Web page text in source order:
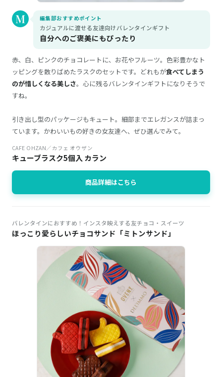
編集部おすすめポイント
カジュアルに渡せる友達向けバレンタインギフト
自分へのご褒美にもぴったり
赤、白、ピンクのチョコレートに、お花やフルーツ。色彩豊かなト
ッピングを散りばめたラスクのセットです。どれもが食べてしまう
のが惜しくなる美しさ。心に残るバレンタインギフトになりそうで
すね。
引き出し型のパッケージもキュート。細部までエレガンスが詰まっ
ています。かわいいもの好きの女友達へ、ぜひ選んでみて。
CAFE OHZAN／カフェ オウザン
キューブラスク5個入 カラン
商品詳細はこちら
バレンタインにおすすめ！インスタ映えする友チョコ・スイーツ
ほっこり愛らしいチョコサンド「ミトンサンド」